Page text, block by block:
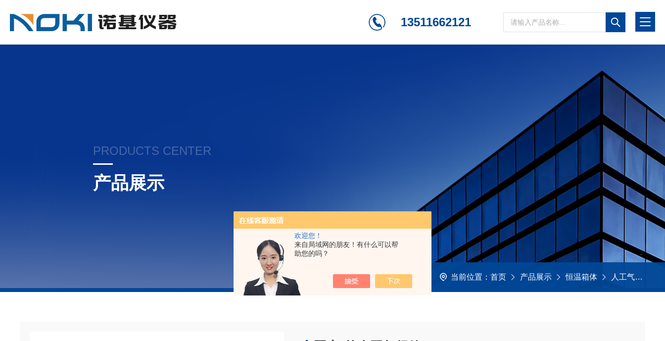
欢迎您！
来自局域网的朋友！有什么可以帮
助您的吗？
13511662121
PRODUCTS CENTER
产品展示
当前位置： 首页 产品展示 恒温箱体 人工气候箱